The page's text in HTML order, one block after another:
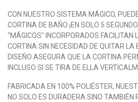
CON NUESTRO SISTEMA MÁGICO,
CORTINA DE BAÑO ¡EN SOLO 5
"MÁGICOS" INCORPORADOS FACILITAN
CORTINA SIN NECESIDAD DE QUITAR
DISEÑO ASEGURA QUE LA CORTINA
INCLUSO SI SE TIRA DE ELLA
FABRICADA EN 100% POLIÉSTER,
NO SOLO ES DURADERA SINO TAMBIÉN